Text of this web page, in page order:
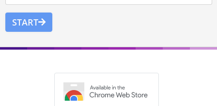
START